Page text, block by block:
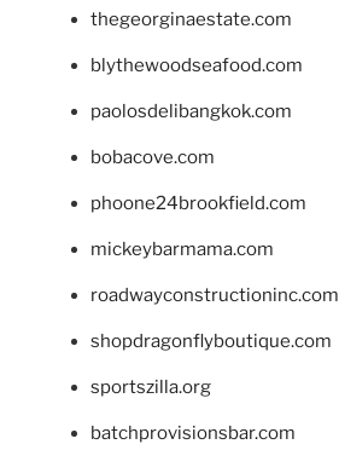
thegeorginaestate.com
blythewoodseafood.com
paolosdelibangkok.com
bobacove.com
phoone24brookfield.com
mickeybarmama.com
roadwayconstructioninc.com
shopdragonflyboutique.com
sportszilla.org
batchprovisionsbar.com